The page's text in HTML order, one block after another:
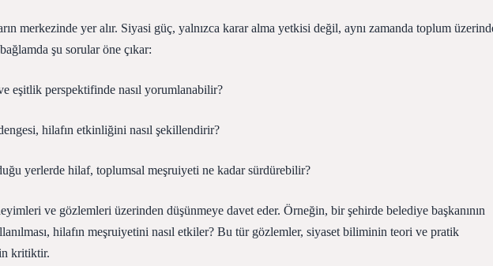
merkezinde yer alır. Siyasi güç, yalnızca karar alma yetkisi değil, aynı zamanda toplum
şu sorular öne çıkar:
eşitlik perspektifinde nasıl yorumlanabilir?
hilafın etkinliğini nasıl şekillendirir?
yerlerde hilaf, toplumsal meşruiyeti ne kadar sürdürebilir?
ve gözlemleri üzerinden düşünmeye davet eder. Örneğin, bir şehirde belediye başkanının
hilafın meşruiyetini nasıl etkiler? Bu tür gözlemler, siyaset biliminin teori ve pratik
kritiktir.